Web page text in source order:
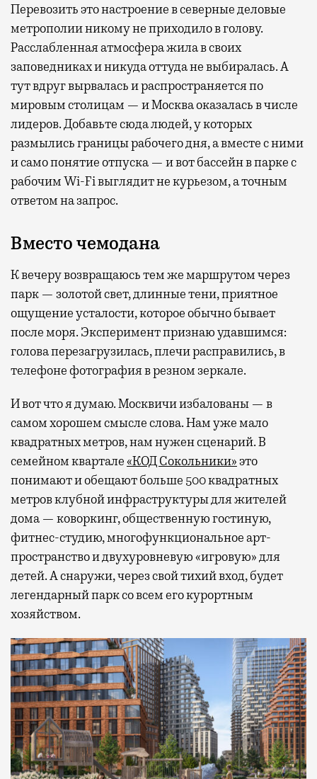
Перевозить это настроение в северные деловые
метрополии никому не приходило в голову.
Расслабленная атмосфера жила в своих
заповедниках и никуда оттуда не выбиралась. А
тут вдруг вырвалась и распространяется по
мировым столицам — и Москва оказалась в числе
лидеров. Добавьте сюда людей, у которых
размылись границы рабочего дня, а вместе с ними
и само понятие отпуска — и вот бассейн в парке с
рабочим Wi-Fi выглядит не курьезом, а точным
ответом на запрос.
Вместо чемодана
К вечеру возвращаюсь тем же маршрутом через
парк — золотой свет, длинные тени, приятное
ощущение усталости, которое обычно бывает
после моря. Эксперимент признаю удавшимся:
голова перезагрузилась, плечи расправились, в
телефоне фотография в резном зеркале.
И вот что я думаю. Москвичи избалованы — в
самом хорошем смысле слова. Нам уже мало
квадратных метров, нам нужен сценарий. В
семейном квартале«КОД Сокольники»это
понимают и обещают больше 500 квадратных
метров клубной инфраструктуры для жителей
дома — коворкинг, общественную гостиную,
фитнес-студию, многофункциональное арт-
пространство и двухуровневую «игровую» для
детей. А снаружи, через свой тихий вход, будет
легендарный парк со всем его курортным
хозяйством.